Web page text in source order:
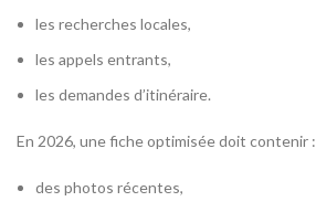
les recherches locales,
les appels entrants,
les demandes d’itinéraire.
En 2026, une fiche optimisée doit contenir :
des photos récentes,